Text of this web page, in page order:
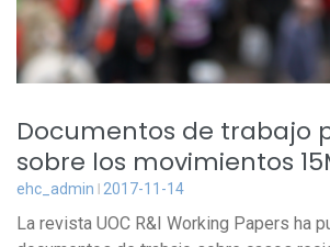
Documentos de trabajo
sobre los movimientos
ehc_admin 2017-11-14
La revista UOC R&I Working Papers ha